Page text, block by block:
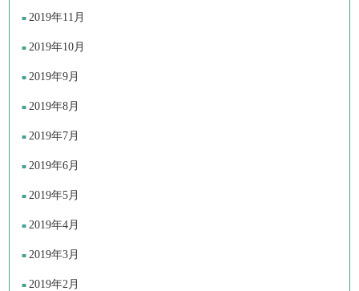
2019年11月
2019年10月
2019年9月
2019年8月
2019年7月
2019年6月
2019年5月
2019年4月
2019年3月
2019年2月